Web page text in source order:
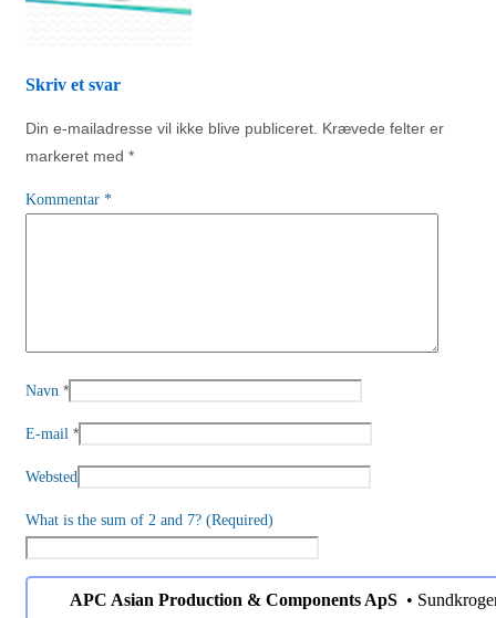
Skriv et svar
Din e-mailadresse vil ikke blive publiceret. Krævede felter er
markeret med *
Kommentar *
Navn *
E-mail *
Websted
What is the sum of 2 and 7? (Required)
APC Asian Production & Components ApS •